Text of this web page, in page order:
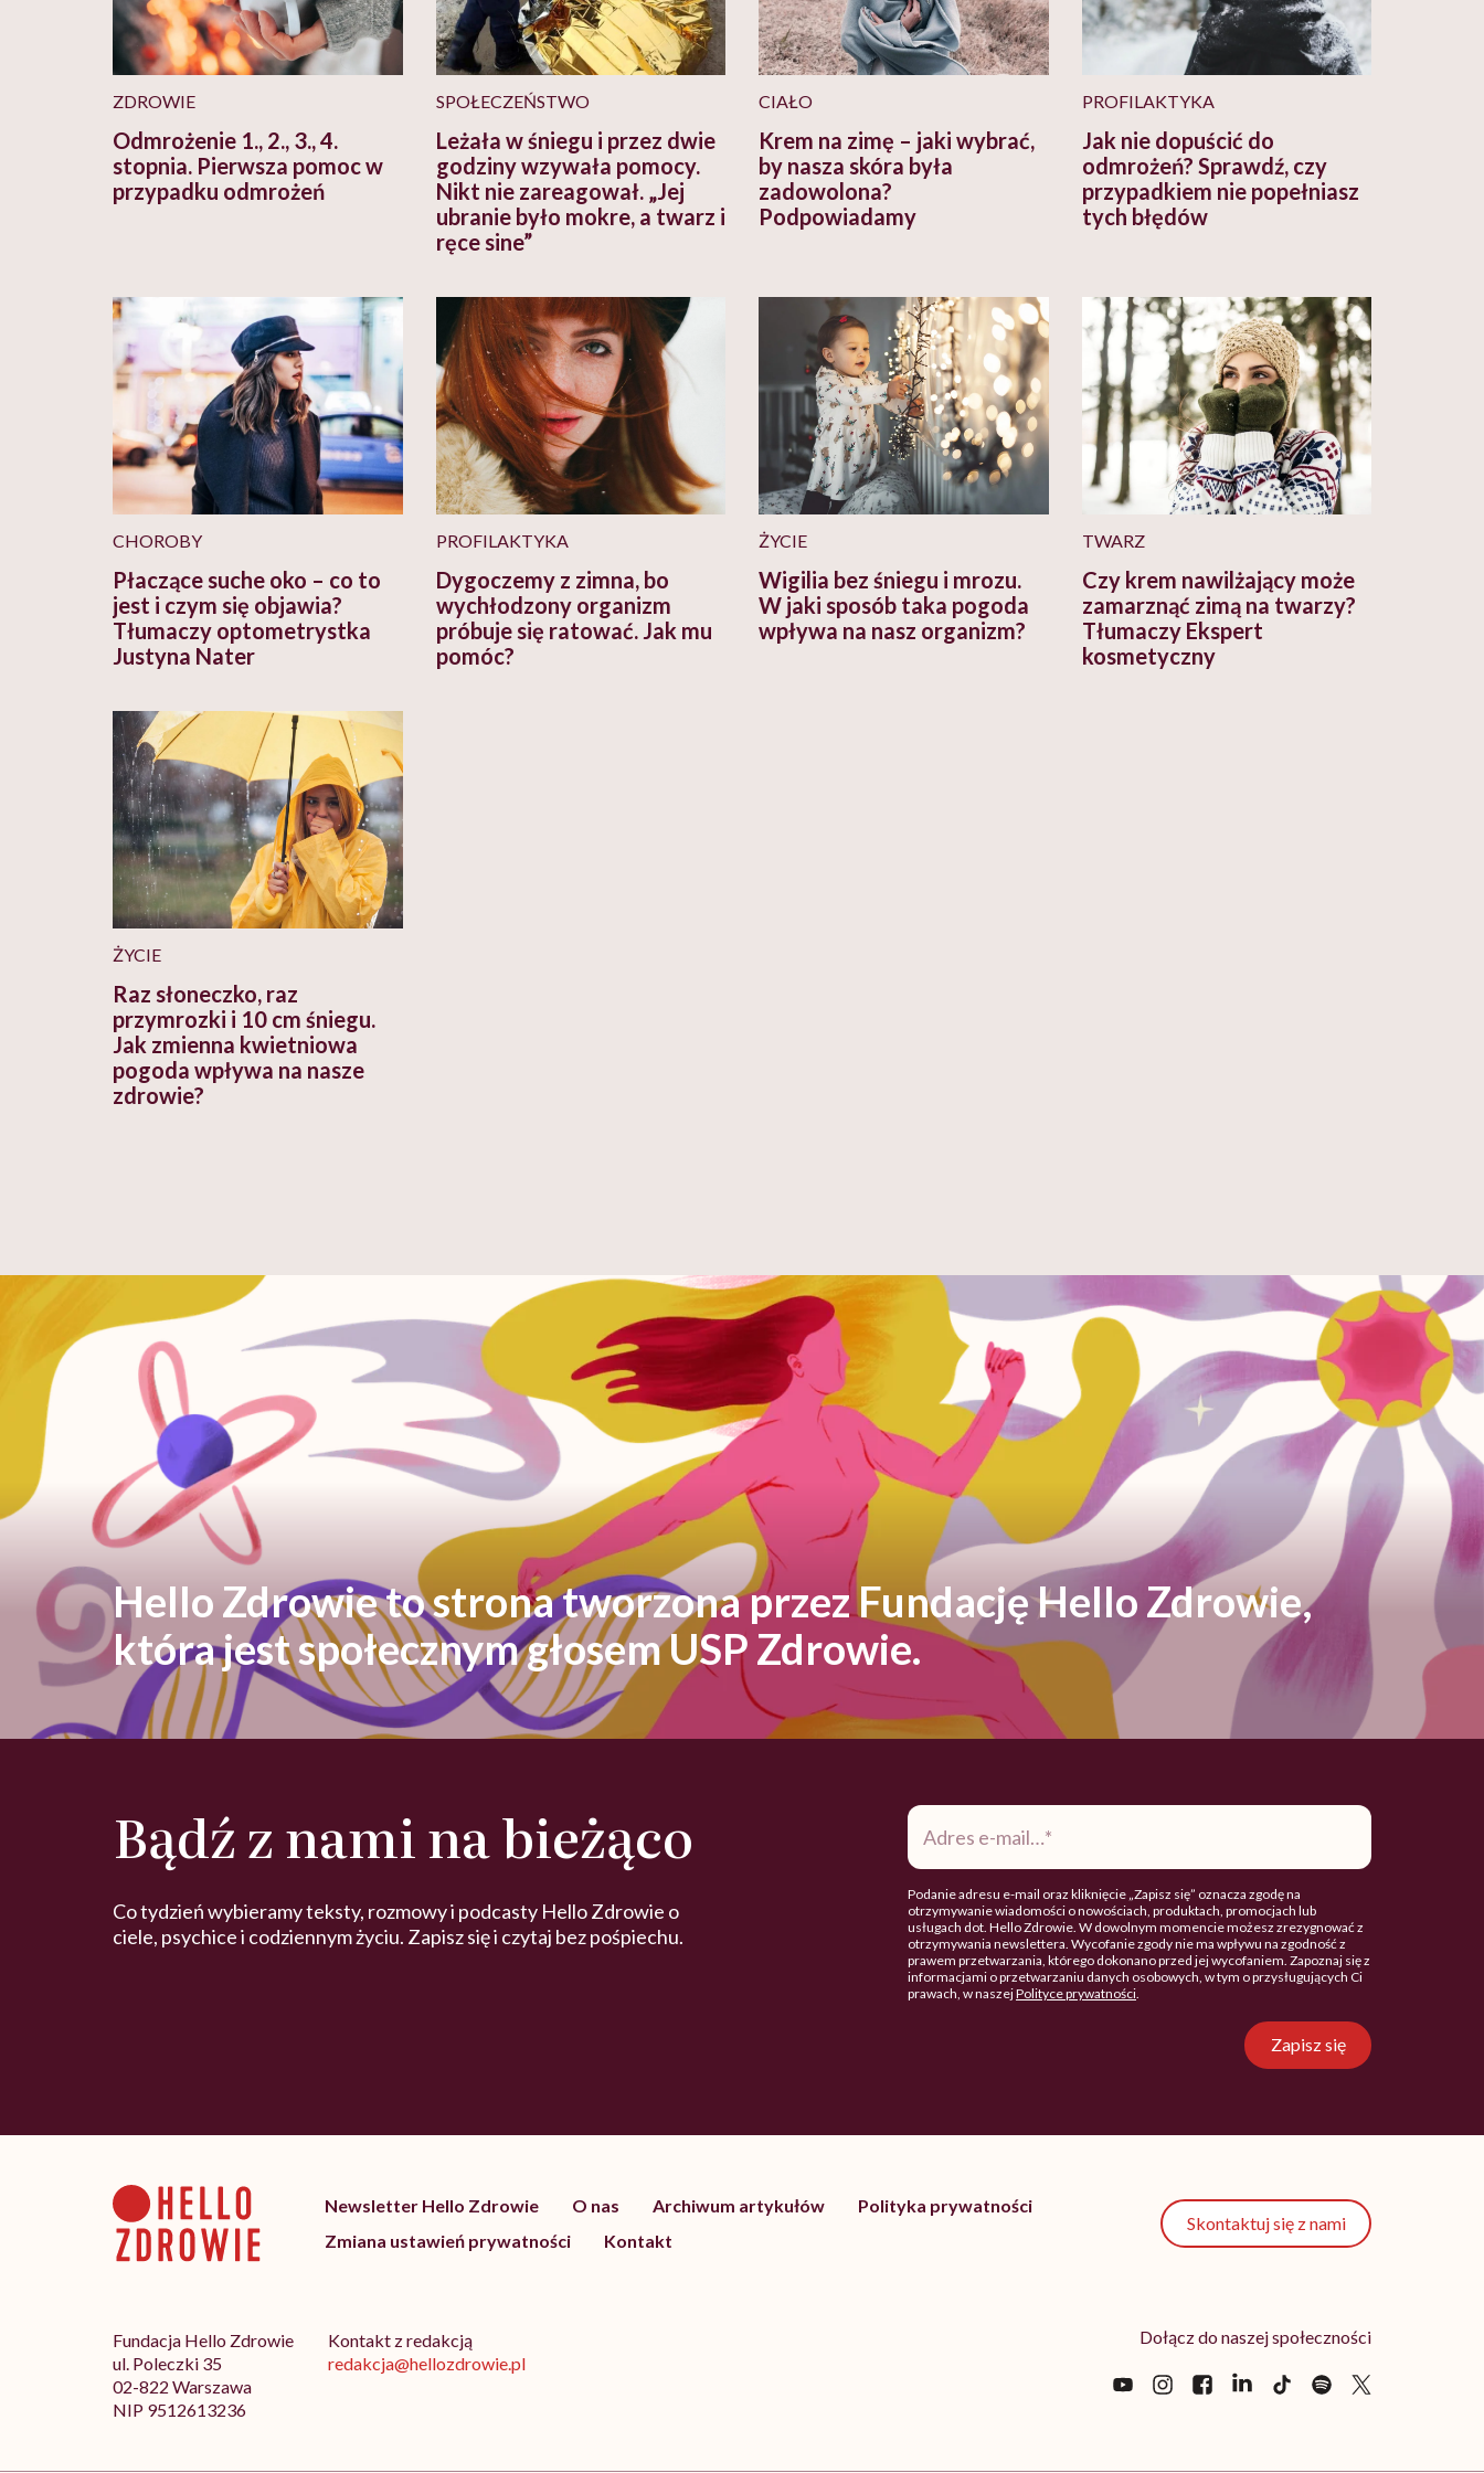
ZDROWIE
Odmrożenie 1., 2., 3., 4.
stopnia. Pierwsza pomoc w
przypadku odmrożeń
SPOŁECZEŃSTWO
Leżała w śniegu i przez dwie
godziny wzywała pomocy.
Nikt nie zareagował. „Jej
ubranie było mokre, a twarz i
ręce sine”
CIAŁO
Krem na zimę – jaki wybrać,
by nasza skóra była
zadowolona?
Podpowiadamy
PROFILAKTYKA
Jak nie dopuścić do
odmrożeń? Sprawdź, czy
przypadkiem nie popełniasz
tych błędów
CHOROBY
Płaczące suche oko – co to
jest i czym się objawia?
Tłumaczy optometrystka
Justyna Nater
PROFILAKTYKA
Dygoczemy z zimna, bo
wychłodzony organizm
próbuje się ratować. Jak mu
pomóc?
ŻYCIE
Wigilia bez śniegu i mrozu.
W jaki sposób taka pogoda
wpływa na nasz organizm?
TWARZ
Czy krem nawilżający może
zamarznąć zimą na twarzy?
Tłumaczy Ekspert
kosmetyczny
ŻYCIE
Raz słoneczko, raz
przymrozki i 10 cm śniegu.
Jak zmienna kwietniowa
pogoda wpływa na nasze
zdrowie?
Hello Zdrowie to strona tworzona przez Fundację Hello Zdrowie,
która jest społecznym głosem USP Zdrowie.
Bądź z nami na bieżąco
Co tydzień wybieramy teksty, rozmowy i podcasty Hello Zdrowie o
ciele, psychice i codziennym życiu. Zapisz się i czytaj bez pośpiechu.
Adres
mail*
Podanie adresu e-mail oraz kliknięcie „Zapisz się” oznacza zgodę na
otrzymywanie wiadomości o nowościach, produktach, promocjach lub
usługach dot. Hello Zdrowie. W dowolnym momencie możesz zrezygnować z
otrzymywania newslettera. Wycofanie zgody nie ma wpływu na zgodność z
prawem przetwarzania, którego dokonano przed jej wycofaniem. Zapoznaj się z
informacjami o przetwarzaniu danych osobowych, w tym o przysługujących Ci
prawach, w naszejPolityce prywatności
Zapisz się
Newsletter Hello Zdrowie O nas Archiwum artykułów
Polityka prywatności
Zmiana ustawień prywatności
Kontakt
Skontaktuj się z nami
Fundacja Hello Zdrowie
ul. Poleczki 35
02-822 Warszawa
NIP 9512613236
Kontakt z redakcją
redakcja@hellozdrowie.pl
Dołącz do naszej społeczności